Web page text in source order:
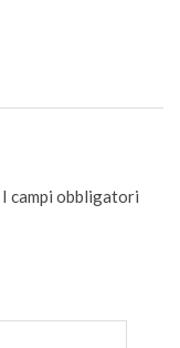
I campi obbligatori